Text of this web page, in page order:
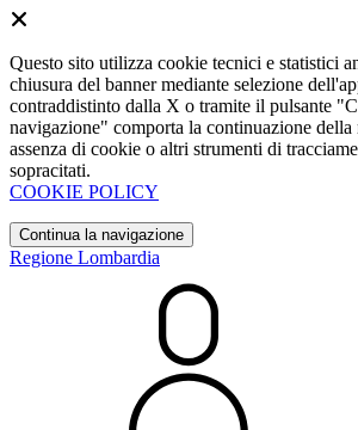
Questo sito utilizza cookie tecnici e statistici
chiusura del banner mediante selezione
contraddistinto dalla X o tramite il pulsante
navigazione" comporta la continuazione della
assenza di cookie o altri strumenti di
sopracitati.
COOKIE POLICY
Continua la navigazione
Regione Lombardia